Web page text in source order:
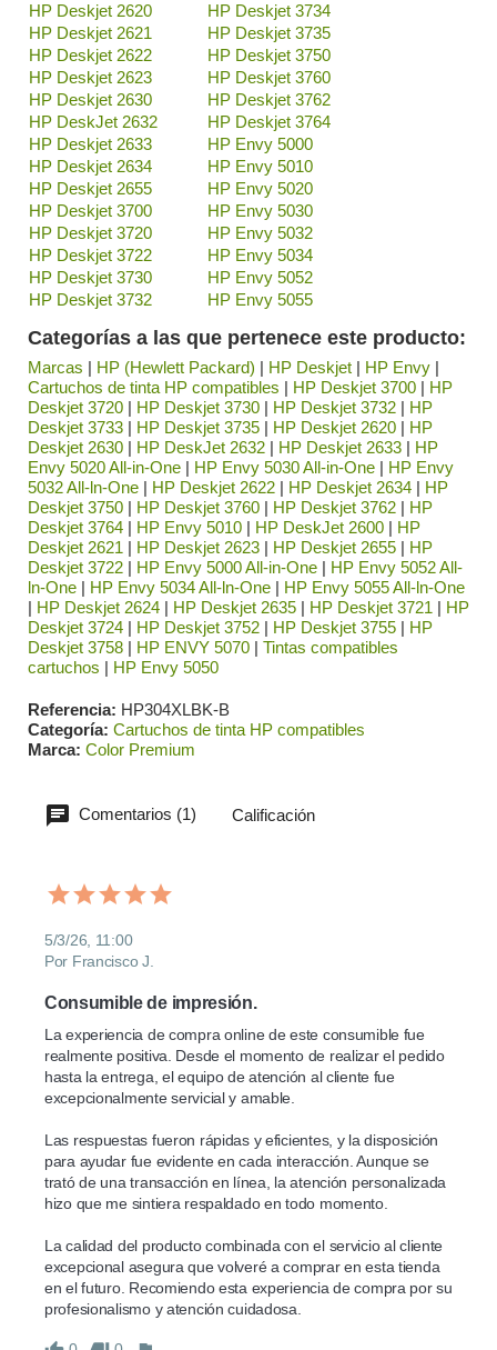
HP Deskjet 2620
HP Deskjet 3734
HP Deskjet 2621
HP Deskjet 3735
HP Deskjet 2622
HP Deskjet 3750
HP Deskjet 2623
HP Deskjet 3760
HP Deskjet 2630
HP Deskjet 3762
HP DeskJet 2632
HP Deskjet 3764
HP Deskjet 2633
HP Envy 5000
HP Deskjet 2634
HP Envy 5010
HP Deskjet 2655
HP Envy 5020
HP Deskjet 3700
HP Envy 5030
HP Deskjet 3720
HP Envy 5032
HP Deskjet 3722
HP Envy 5034
HP Deskjet 3730
HP Envy 5052
HP Deskjet 3732
HP Envy 5055
Categorías a las que pertenece este producto:
Marcas | HP (Hewlett Packard) | HP Deskjet | HP Envy |
Cartuchos de tinta HP compatibles | HP Deskjet 3700 | HP
Deskjet 3720 | HP Deskjet 3730 | HP Deskjet 3732 | HP
Deskjet 3733 | HP Deskjet 3735 | HP Deskjet 2620 | HP
Deskjet 2630 | HP DeskJet 2632 | HP Deskjet 2633 | HP
Envy 5020 All-in-One | HP Envy 5030 All-in-One | HP Envy
5032 All-ln-One | HP Deskjet 2622 | HP Deskjet 2634 | HP
Deskjet 3750 | HP Deskjet 3760 | HP Deskjet 3762 | HP
Deskjet 3764 | HP Envy 5010 | HP DeskJet 2600 | HP
Deskjet 2621 | HP Deskjet 2623 | HP Deskjet 2655 | HP
Deskjet 3722 | HP Envy 5000 All-in-One | HP Envy 5052 All-
ln-One | HP Envy 5034 All-ln-One | HP Envy 5055 All-ln-One
| HP Deskjet 2624 | HP Deskjet 2635 | HP Deskjet 3721 | HP
Deskjet 3724 | HP Deskjet 3752 | HP Deskjet 3755 | HP
Deskjet 3758 | HP ENVY 5070 | Tintas compatibles
cartuchos | HP Envy 5050
Referencia HP304XLBK-B
Categoría Cartuchos de tinta HP compatibles
Marca Color Premium
Comentarios (1) Calificación
5/3/26, 11:00
Por Francisco J.
Consumible de impresión.
La experiencia de compra online de este consumible fue
realmente positiva. Desde el momento de realizar el pedido
hasta la entrega, el equipo de atención al cliente fue
excepcionalmente servicial y amable.
Las respuestas fueron rápidas y eficientes, y la disposición
para ayudar fue evidente en cada interacción. Aunque se
trató de una transacción en línea, la atención personalizada
hizo que me sintiera respaldado en todo momento.
La calidad del producto combinada con el servicio al cliente
excepcional asegura que volveré a comprar en esta tienda
en el futuro. Recomiendo esta experiencia de compra por su
profesionalismo y atención cuidadosa.